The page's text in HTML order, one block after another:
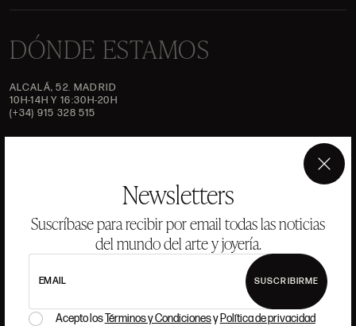
Newsletters
Suscríbase para recibir por email todas las noticias
del mundo del arte y joyería.
EMAIL SUSCRIBIRME
Acepto losTérminos y Condicionesy Política de privacidad
×
DÓNDE ESTAMOS
ALCALÁ, 52. MADRID
10H-14H Y 16:30H-20H
(+34) 915 328 515
Si quieres formar parte del equipo de Ansorena, buscamos
talento que tenga pasión y admiración por el Arte, la Cultura,
la Tradición y la Modernidad.